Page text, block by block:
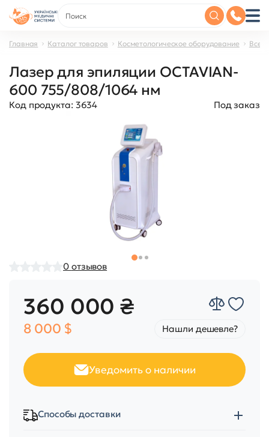
Главная Каталог товаров Косметологическое оборудование Все
Лазер для эпиляции OCTAVIAN-
600 755/808/1064 нм
Код продукта: 3634 Под заказ
0 отзывов
360 000 ₴
8 000 $ Нашли дешевле?
Уведомить о наличии
Способы доставки